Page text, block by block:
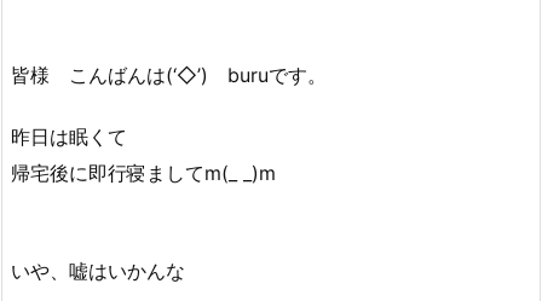
皆様 こんばんは(‘◇’)ゞburuです。
昨日は眠くて
帰宅後に即行寝ましてm(_ _)m
いや、嘘はいかんな